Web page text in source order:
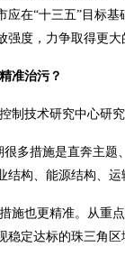
应在“十三五”目标
强度，力争取得更大
准治污？
制技术研究中心研
很多措施是直奔主
构、能源结构、运
施也更精准。从重
稳定达标的珠三角